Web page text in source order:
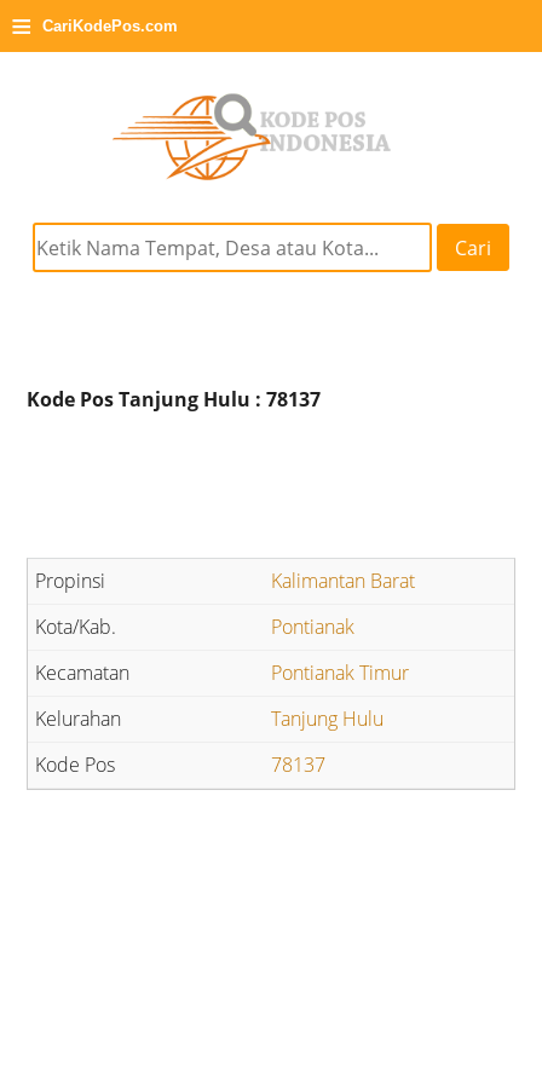
≡ CariKodePos.com
Cari
Kode Pos Tanjung Hulu : 78137
Kalimantan Barat
Pontianak
Pontianak Timur
Tanjung Hulu
78137